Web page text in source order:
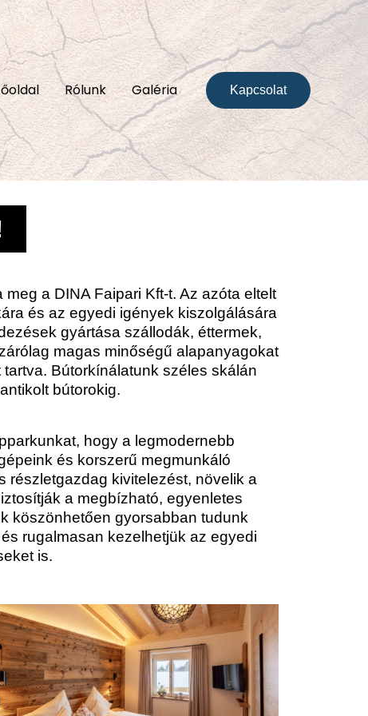
Rólunk Galéria Kapcsolat
a DINA Faipari Kft-t. Az azóta eltelt
és az egyedi igények kiszolgálására
gyártása szállodák, éttermek,
magas minőségű alapanyagokat
Bútorkínálatunk széles skálán
bútorokig.
hogy a legmodernebb
és korszerű megmunkáló
részletgazdag kivitelezést, növelik a
a megbízható, egyenletes
köszönhetően gyorsabban tudunk
rugalmasan kezelhetjük az egyedi
is.